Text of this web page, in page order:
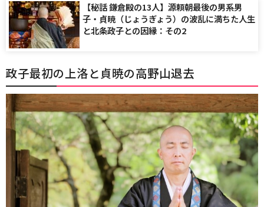
【秘話 鎌倉殿の13人】源頼朝最後の男系男
子・貞暁（じょうぎょう）の波乱に満ちた人生
と北条政子との因縁：その2
政子最初の上洛と貞暁の高野山退去